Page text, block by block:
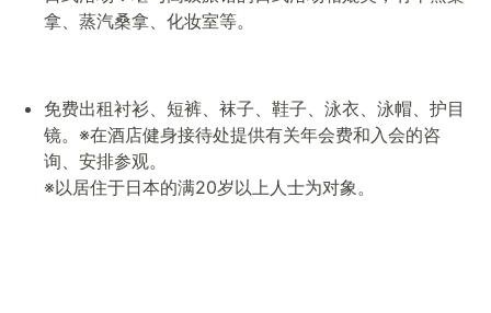
拿、蒸汽桑拿、化妆室等。
免费出租衬衫、短裤、袜子、鞋子、泳衣、泳帽、护目
镜。 ※在酒店健身接待处提供有关年会费和入会的咨
询、安排参观。
※以居住于日本的满20岁以上人士为对象。